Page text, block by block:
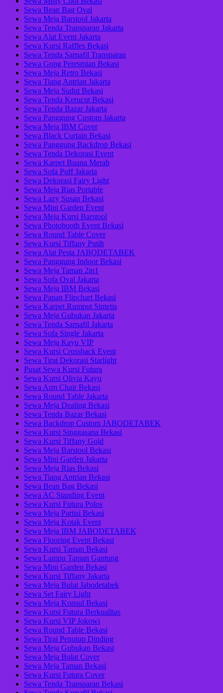
Sewa Bean Bag Oval
Sewa Meja Barstool Jakarta
Sewa Tenda Transparan Jakarta
Sewa Alat Event Jakarta
Sewa Kursi Raffles Bekasi
Sewa Tenda Sarnafil Transparan
Sewa Gong Peresmian Bekasi
Sewa Meja Retro Bekasi
Sewa Tiang Antrian Jakarta
Sewa Meja Sudut Bekasi
Sewa Tenda Kerucut Bekasi
Sewa Tenda Bazar Jakarta
Sewa Panggung Custom Jakarta
Sewa Meja IBM Cover
Sewa Black Curtain Bekasi
Sewa Panggung Backdrop Bekasi
Sewa Tenda Dekorasi Event
Sewa Karpet Buana Merah
Sewa Sofa Puff Jakarta
Sewa Dekorasi Fairy Light
Sewa Meja Rias Portable
Sewa Lazy Susan Bekasi
Sewa Mini Garden Event
Sewa Meja Kursi Barstool
Sewa Photobooth Event Bekasi
Sewa Round Table Cover
Sewa Kursi Tiffany Putih
Sewa Alat Pesta JABODETABEK
Sewa Panggung Indoor Bekasi
Sewa Meja Taman 2in1
Sewa Sofa Oval Jakarta
Sewa Meja IBM Bekasi
Sewa Papan Flipchart Bekasi
Sewa Karpet Rumput Sintetis
Sewa Meja Gubukan Jakarta
Sewa Tenda Sarnafil Jakarta
Sewa Sofa Single Jakarta
Sewa Meja Kayu VIP
Sewa Kursi Crossback Event
Sewa Tirai Dekorasi Starlight
Pusat Sewa Kursi Futura
Sewa Kursi Olivia Kayu
Sewa Arm Chair Bekasi
Sewa Round Table Jakarta
Sewa Meja Dealing Bekasi
Sewa Tenda Bazar Bekasi
Sewa Backdrop Custom JABODETABEK
Sewa Kursi Singgasana Bekasi
Sewa Kursi Tiffany Gold
Sewa Meja Barstool Bekasi
Sewa Mini Garden Jakarta
Sewa Meja Rias Bekasi
Sewa Tiang Antrian Bekasi
Sewa Bean Bag Bekasi
Sewa AC Standing Event
Sewa Kursi Futura Polos
Sewa Meja Partisi Bekasi
Sewa Meja Kotak Event
Sewa Meja IBM JABODETABEK
Sewa Flooring Event Bekasi
Sewa Kursi Taman Bekasi
Sewa Lampu Taman Gantung
Sewa Mini Garden Bekasi
Sewa Kursi Tiffany Jakarta
Sewa Meja Bulat Jabodetabek
Sewa Set Fairy Light
Sewa Meja Konsul Bekasi
Sewa Kursi Futura Berkualitas
Sewa Kursi VIP Jokowi
Sewa Round Table Bekasi
Sewa Tirai Penutup Dinding
Sewa Meja Gubukan Bekasi
Sewa Meja Bulat Cover
Sewa Meja Taman Bekasi
Sewa Kursi Futura Cover
Sewa Tenda Transparan Bekasi